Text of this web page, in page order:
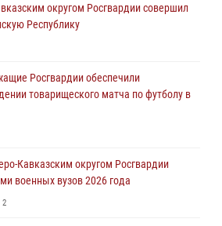
стрельбе
1
участие в 25‑летии канонизации
7
помощь жителям Луганской
округом Росгвардии совершил
Республику
Росгвардии обеспечили
товарищеского матча по футболу в
Кавказским округом Росгвардии
военных вузов 2026 года
2